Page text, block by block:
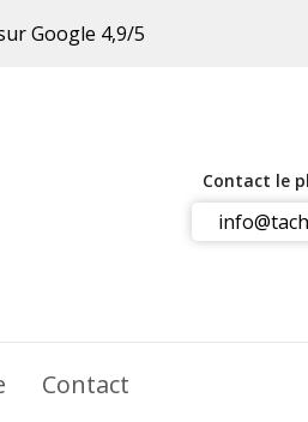
Google 4,9/5
Contact le
Contact